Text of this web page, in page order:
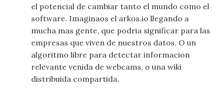
el potencial de cambiar tanto el mundo como el
software. Imaginaos el arkos.io llegando a
mucha mas gente, que podria significar para las
empresas que viven de nuestros datos. O un
algoritmo libre para detectar informacion
relevante venida de webcams, o una wiki
distribuida compartida.